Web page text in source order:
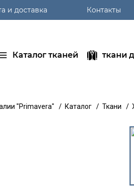
и доставка Контакты
Каталог тканей ткани
"Primavera" / Каталог / Ткани /